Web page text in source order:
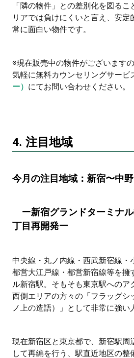
「隣の物件」との差別化を図る
リアでは負けにくいと言え、安定
常に面白い物件です。
※現在販売中の物件がございます
気軽に無料カウンセリングサービ
ー） にてお問い合わせください。
4. 注目地域
今月の注目地域：新宿〜中
ー新宿グランドターミナ
丁目再開発ー
中央線・丸ノ内線・西武新宿線・
都営大江戸線・都営新宿線等を擁
ル新宿駅。そもそも東京駅へのア
西側エリアの方々の「フラッグシ
ノ上の造語）」として非常に強い
現在新宿区と東京都で、新宿駅周
して再編を行う、駅直近地区の整